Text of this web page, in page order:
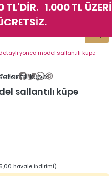
yonca model sallantılı küpe
sallantılı küpe
havale indirimi)
TL'DİR. 1.000 TL ÜZERİ